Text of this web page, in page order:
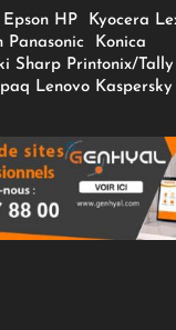
Epson HP Kyocera
Panasonic
Konica
Sharp Printonix/Tally
Lenovo Kaspersky